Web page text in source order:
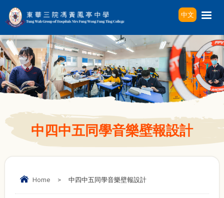
中文
中四中五同學音樂壁報設計
Home > 中四中五同學音樂壁報設計